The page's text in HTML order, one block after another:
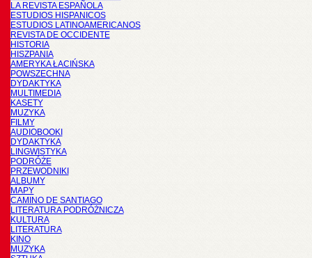
LA REVISTA ESPAÑOLA
ESTUDIOS HISPANICOS
ESTUDIOS LATINOAMERICANOS
REVISTA DE OCCIDENTE
HISTORIA
HISZPANIA
AMERYKA ŁACIŃSKA
POWSZECHNA
DYDAKTYKA
MULTIMEDIA
KASETY
MUZYKA
FILMY
AUDIOBOOKI
DYDAKTYKA
LINGWISTYKA
PODRÓŻE
PRZEWODNIKI
ALBUMY
MAPY
CAMINO DE SANTIAGO
LITERATURA PODRÓŻNICZA
KULTURA
LITERATURA
KINO
MUZYKA